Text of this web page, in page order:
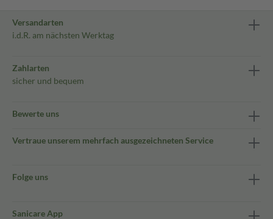
Versandarten
i.d.R. am nächsten Werktag
Zahlarten
sicher und bequem
Bewerte uns
Vertraue unserem mehrfach ausgezeichneten Service
Folge uns
Sanicare App